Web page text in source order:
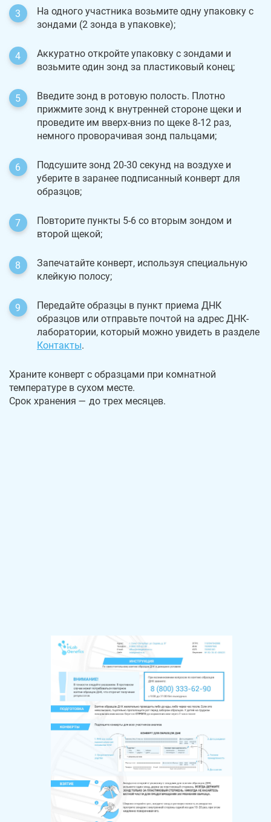
На одного участника возьмите одну упаковку с
зондами (2 зонда в упаковке);
Аккуратно откройте упаковку с зондами и
возьмите один зонд за пластиковый конец;
Введите зонд в ротовую полость. Плотно
прижмите зонд к внутренней стороне щеки и
проведите им вверх-вниз по щеке 8-12 раз,
немного проворачивая зонд пальцами;
Подсушите зонд 20-30 секунд на воздухе и
уберите в заранее подписанный конверт для
образцов;
Повторите пункты 5-6 со вторым зондом и
второй щекой;
Запечатайте конверт, используя специальную
клейкую полосу;
Передайте образцы в пункт приема ДНК
образцов или отправьте почтой на адрес ДНК-
лаборатории, который можно увидеть в разделе
Контакты.
Храните конверт с образцами при комнатной
температуре в сухом месте.
Срок хранения — до трех месяцев.